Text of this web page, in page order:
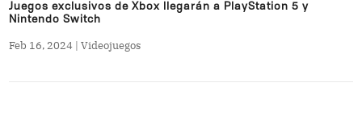
Juegos exclusivos de Xbox llegarán a PlayStation 5 y
Nintendo Switch
Feb 16, 2024 |Videojuegos